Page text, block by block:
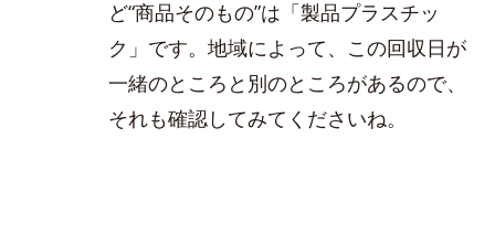
ど“商品そのもの”は「製品プラスチッ
ク」です。地域によって、この回収日が
一緒のところと別のところがあるので、
それも確認してみてくださいね。